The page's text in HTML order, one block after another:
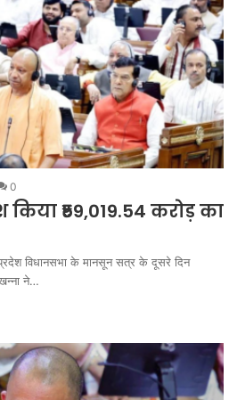
0
₹59,019.54 करोड़ का
विधानसभा के मानसून सत्र के दूसरे दिन
ने…